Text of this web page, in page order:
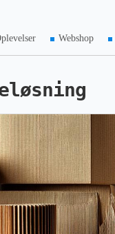
Webshop